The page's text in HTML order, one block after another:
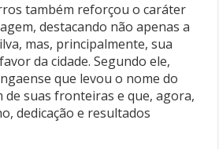
também reforçou o caráter
destacando não apenas a
mas, principalmente, sua
da cidade. Segundo ele,
que levou o nome do
de suas fronteiras e que, agora,
dedicação e resultados